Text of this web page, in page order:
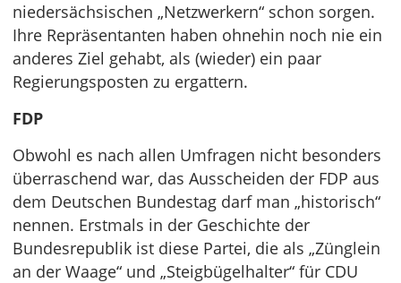
niedersächsischen „Netzwerkern“ schon sorgen.
Ihre Repräsentanten haben ohnehin noch nie ein
anderes Ziel gehabt, als (wieder) ein paar
Regierungsposten zu ergattern.
FDP
Obwohl es nach allen Umfragen nicht besonders
überraschend war, das Ausscheiden der FDP aus
dem Deutschen Bundestag darf man „historisch“
nennen. Erstmals in der Geschichte der
Bundesrepublik ist diese Partei, die als „Zünglein
an der Waage“ und „Steigbügelhalter“ für CDU